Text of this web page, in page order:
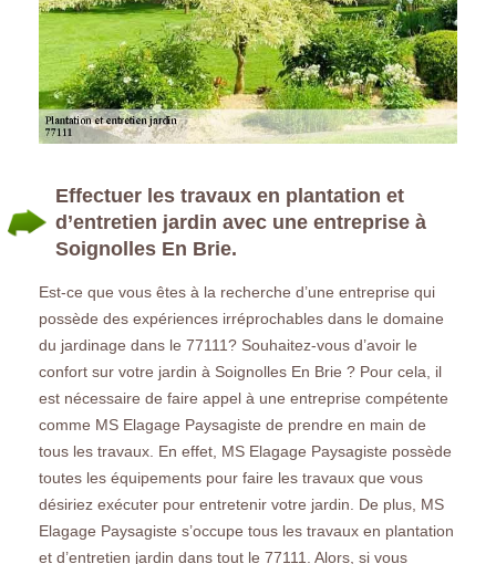
Effectuer les travaux en plantation et
d’entretien jardin avec une entreprise à
Soignolles En Brie.
Est-ce que vous êtes à la recherche d’une entreprise qui
possède des expériences irréprochables dans le domaine
du jardinage dans le 77111? Souhaitez-vous d’avoir le
confort sur votre jardin à Soignolles En Brie ? Pour cela, il
est nécessaire de faire appel à une entreprise compétente
comme MS Elagage Paysagiste de prendre en main de
tous les travaux. En effet, MS Elagage Paysagiste possède
toutes les équipements pour faire les travaux que vous
désiriez exécuter pour entretenir votre jardin. De plus, MS
Elagage Paysagiste s’occupe tous les travaux en plantation
et d’entretien jardin dans tout le 77111. Alors, si vous